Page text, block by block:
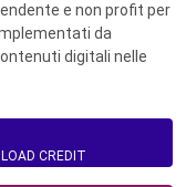
e non profit per
da
digitali nelle
CREDIT